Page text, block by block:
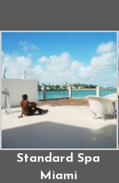
Standard Spa
Miami